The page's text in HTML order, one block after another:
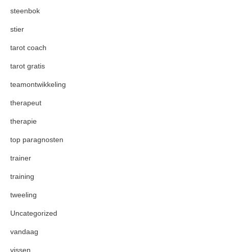
steenbok
stier
tarot coach
tarot gratis
teamontwikkeling
therapeut
therapie
top paragnosten
trainer
training
tweeling
Uncategorized
vandaag
vissen